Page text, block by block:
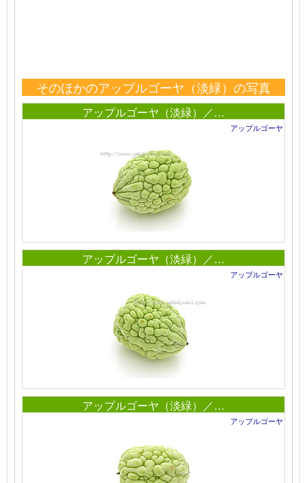
そのほかのアップルゴーヤ（淡緑）の写真
アップルゴーヤ（淡緑）／…
アップルゴーヤ
アップルゴーヤ（淡緑）／…
アップルゴーヤ
アップルゴーヤ（淡緑）／…
アップルゴーヤ